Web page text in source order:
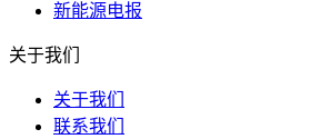
新能源电报
关于我们
关于我们
联系我们